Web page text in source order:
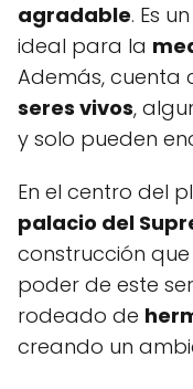
agradable. Es
ideal para la
Además, cuenta
seres vivos,
y solo pueden
En el centro del
palacio del
construcción
poder de este
rodeado de
creando un